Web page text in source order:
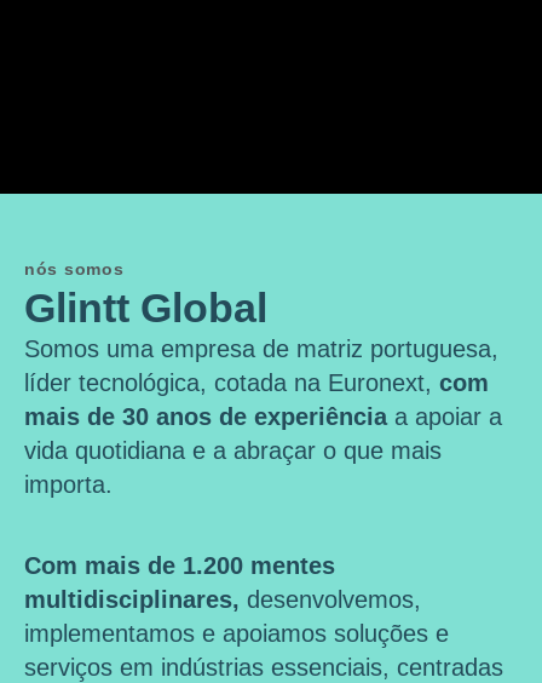
nós somos
Glintt Global
Somos uma empresa de matriz portuguesa,
líder tecnológica, cotada na Euronext, com
mais de 30 anos de experiênciaa apoiar a
vida quotidiana e a abraçar o que mais
importa.
Com mais de 1.200 mentes
multidisciplinares, desenvolvemos,
implementamos e apoiamos soluções e
serviços em indústrias essenciais, centradas